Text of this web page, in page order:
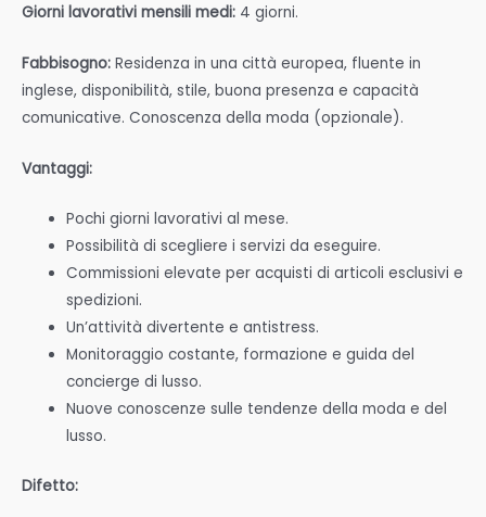
Giorni lavorativi mensili medi: 4 giorni.
Fabbisogno: Residenza in una città europea, fluente in
inglese, disponibilità, stile, buona presenza e capacità
comunicative. Conoscenza della moda (opzionale).
Vantaggi:
Pochi giorni lavorativi al mese.
Possibilità di scegliere i servizi da eseguire.
Commissioni elevate per acquisti di articoli esclusivi e
spedizioni.
Un’attività divertente e antistress.
Monitoraggio costante, formazione e guida del
concierge di lusso.
Nuove conoscenze sulle tendenze della moda e del
lusso.
Difetto: